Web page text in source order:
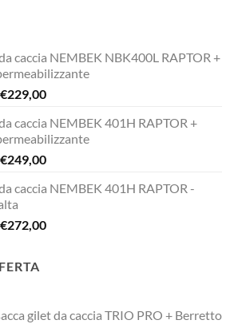
caccia NEMBEK NBK400L RAPTOR +
Il
€338,90.
€229,00Il
attuale
è:
€229,00.
caccia NEMBEK 401H RAPTOR +
Il
€338,90.
€249,00Il
attuale
€249,00.
caccia NEMBEK 401H RAPTOR -
Il
era:
€272,00Il
gilet da caccia TRIO PRO + Berretto